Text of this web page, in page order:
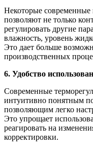
Некоторые
позволяют не только
регулировать другие
влажность, уровень
Это дает больше
производственных
6. Удобство
Современные
интуитивно понятным
позволяющим легко
Это упрощает
реагировать на
корректировки.